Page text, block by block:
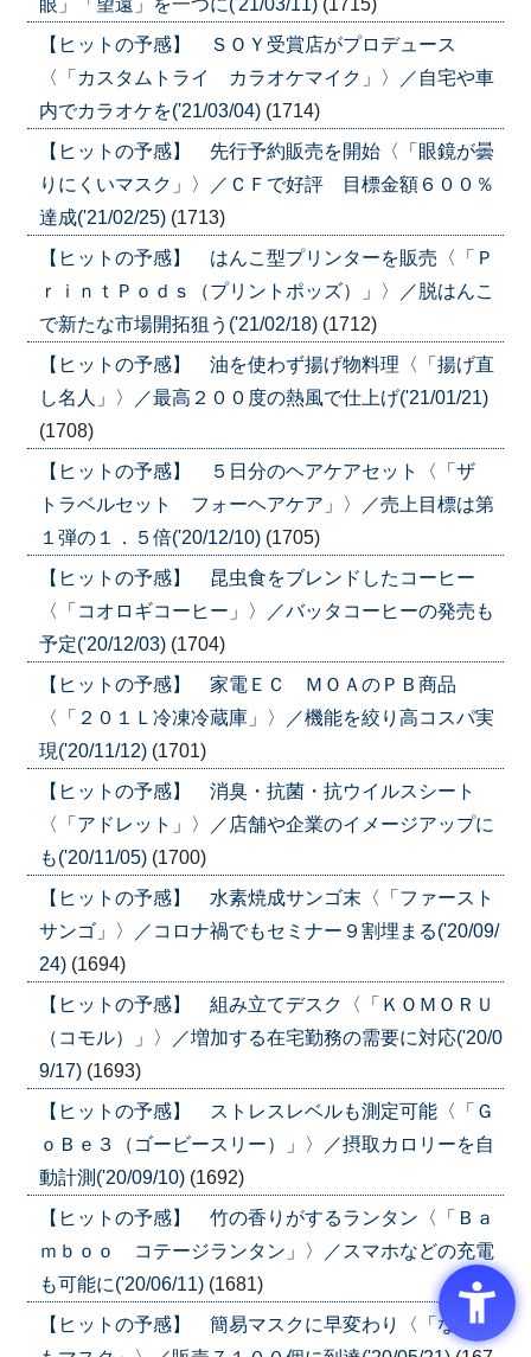
【ヒットの予感】 ＳＯＹ受賞店がプロデュース
〈「カスタムトライ カラオケマイク」〉／自宅や車
内でカラオケを('21/03/04) (1714)
【ヒットの予感】 先行予約販売を開始〈「眼鏡が曇
りにくいマスク」〉／ＣＦで好評 目標金額６００％
達成('21/02/25) (1713)
【ヒットの予感】 はんこ型プリンターを販売〈「Ｐ
ｒｉｎｔＰｏｄｓ（プリントポッズ）」〉／脱はんこ
で新たな市場開拓狙う('21/02/18) (1712)
【ヒットの予感】 油を使わず揚げ物料理〈「揚げ直
し名人」〉／最高２００度の熱風で仕上げ('21/01/21)
(1708)
【ヒットの予感】 ５日分のヘアケアセット〈「ザ
トラベルセット フォーヘアケア」〉／売上目標は第
１弾の１．５倍('20/12/10) (1705)
【ヒットの予感】 昆虫食をブレンドしたコーヒー
〈「コオロギコーヒー」〉／バッタコーヒーの発売も
予定('20/12/03) (1704)
【ヒットの予感】 家電ＥＣ ＭＯＡのＰＢ商品
〈「２０１Ｌ冷凍冷蔵庫」〉／機能を絞り高コスパ実
現('20/11/12) (1701)
【ヒットの予感】 消臭・抗菌・抗ウイルスシート
〈「アドレット」〉／店舗や企業のイメージアップに
も('20/11/05) (1700)
【ヒットの予感】 水素焼成サンゴ末〈「ファースト
サンゴ」〉／コロナ禍でもセミナー９割埋まる('20/09/
24) (1694)
【ヒットの予感】 組み立てデスク〈「ＫＯＭＯＲＵ
（コモル）」〉／増加する在宅勤務の需要に対応('20/0
9/17) (1693)
【ヒットの予感】 ストレスレベルも測定可能〈「Ｇ
ｏＢｅ３（ゴービースリー）」〉／摂取カロリーを自
動計測('20/09/10) (1692)
【ヒットの予感】 竹の香りがするランタン〈「Ｂａ
ｍｂｏｏ コテージランタン」〉／スマホなどの充電
も可能に('20/06/11) (1681)
【ヒットの予感】 簡易マスクに早変わり〈「なんで